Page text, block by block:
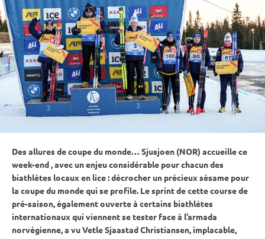
Des allures de coupe du monde… Sjusjoen (NOR) accueille ce
week-end , avec un enjeu considérable pour chacun des
biathlètes locaux en lice : décrocher un précieux sésame pour
la coupe du mondequi se profile. Lesprintde cette course de
pré-saison, également ouverte à certains biathlètes
internationaux qui viennent se tester face à l’armada
norvégienne, a vu Vetle Sjaastad Christiansen, implacable,